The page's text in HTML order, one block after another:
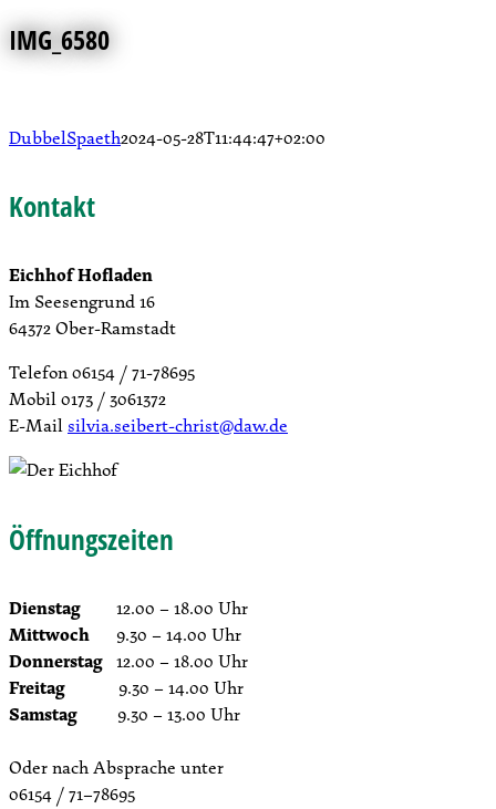
IMG_6580
DubbelSpaeth2024-05-28T11:44:47+02:00
Kontakt
Eichhof Hofladen
Im Seesengrund 16
64372 Ober-Ramstadt
Telefon 06154 / 71-78695
Mobil 0173 / 3061372
E-Mailsilvia.seibert-christ@daw.de
Öffnungszeiten
Dienstag 12.00 – 18.00 Uhr
Mittwoch 9.30 – 14.00 Uhr
Donnerstag 12.00 – 18.00 Uhr
Freitag 9.30 – 14.00 Uhr
Samstag 9.30 – 13.00 Uhr
Oder nach Absprache unter
06154 / 71–78695